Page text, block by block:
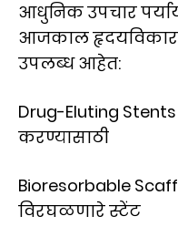
आधुनिक उपचार
आजकाल
उपलब्ध आहेत:
Drug-Eluting
करण्यासाठी
Bioresorbable
विरघळणारे स्टेंट